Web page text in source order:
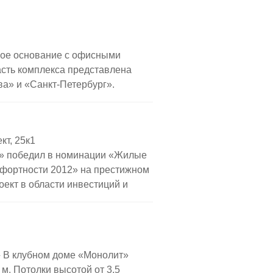
основание с офисными
комплекса представлена
и «Санкт-Петербург».
пентхаусы. Условия продаж
и пентхаусы продаются
продажи. Пентхаусов
и техническая начинка
могут пользоваться […]
25к1
победил в номинации «Жилые
2012» на престижном
в области инвестиций и
и квартиры в ЖК
варьируется от 250 до
клубном доме «Монолит»
Потолки высотой от 3,5